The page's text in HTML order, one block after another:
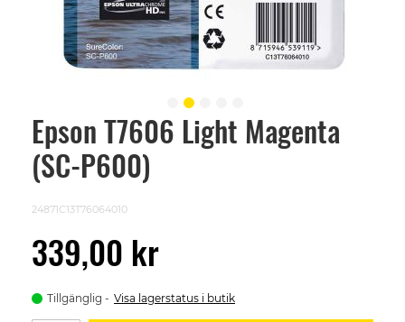
Epson T7606 Light Magenta
(SC-P600)
24871C13T76064010
339,00 kr
Tillgänglig Visa lagerstatus i butik
Skip
beginning
images